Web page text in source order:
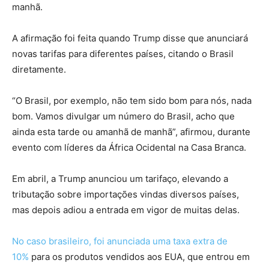
manhã.
A afirmação foi feita quando Trump disse que anunciará
novas tarifas para diferentes países, citando o Brasil
diretamente.
“O Brasil, por exemplo, não tem sido bom para nós, nada
bom. Vamos divulgar um número do Brasil, acho que
ainda esta tarde ou amanhã de manhã”, afirmou, durante
evento com líderes da África Ocidental na Casa Branca.
Em abril, a Trump anunciou um tarifaço, elevando a
tributação sobre importações vindas diversos países,
mas depois adiou a entrada em vigor de muitas delas.
No caso brasileiro, foi anunciada uma taxa extra de
10% para os produtos vendidos aos EUA, que entrou em